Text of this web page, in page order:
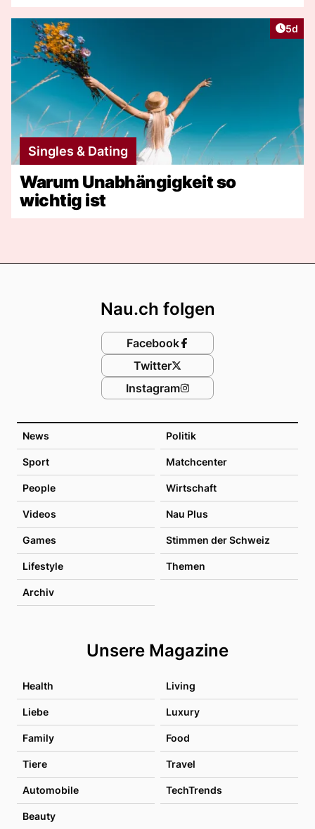
5d
Singles & Dating
Warum Unabhängigkeit so
wichtig ist
News Politik
Sport Matchcenter
People Wirtschaft
Videos Nau Plus
Games Stimmen der Schweiz
Lifestyle Themen
Archiv
Unsere Magazine
Health Living
Liebe Luxury
Family Food
Tiere Travel
Automobile TechTrends
Beauty
Nau.ch folgen
Facebook
Twitter
Instagram